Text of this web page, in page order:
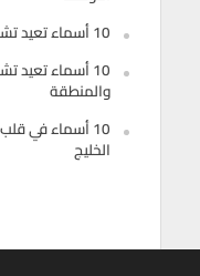
10 أسماء تعيد تشكيل اللوجستيات الذكية في الخليج
10 أسماء تعيد
والمنطقة
10 أسماء في
الخليج